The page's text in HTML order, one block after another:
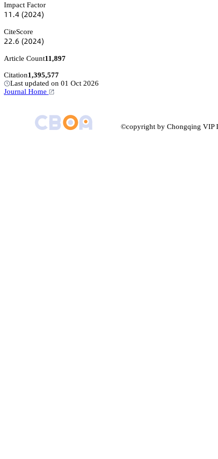
Impact Factor
声声.鋺 (缗蔡缗鋺)
CiteScore
缗缗.炆 (缗蔡缗鋺)
Article Count11,897
Citation1,395,577
Last updated on 01 Oct 2026
Journal Home
©copyright by Chongqing VIP